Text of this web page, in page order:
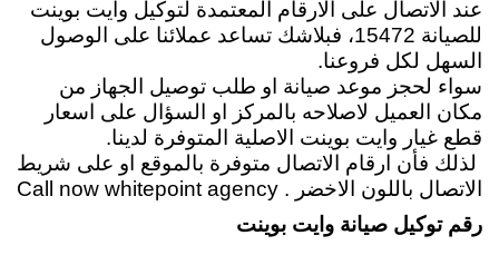
عند الاتصال على الارقام المعتمدة لتوكيل وايت بوينت
للصيانة 15472، فبلاشك تساعد عملائنا على الوصول
السهل لكل فروعنا.
سواء لحجز موعد صيانة او طلب توصيل الجهاز من
مكان العميل لاصلاحه بالمركز او السؤال على اسعار
قطع غيار وايت بوينت الاصلية المتوفرة لدينا.
لذلك فأن ارقام الاتصال متوفرة بالموقع او على شريط
الاتصال باللون الاخضر . Call now whitepoint agency
رقم توكيل صيانة وايت بوينت